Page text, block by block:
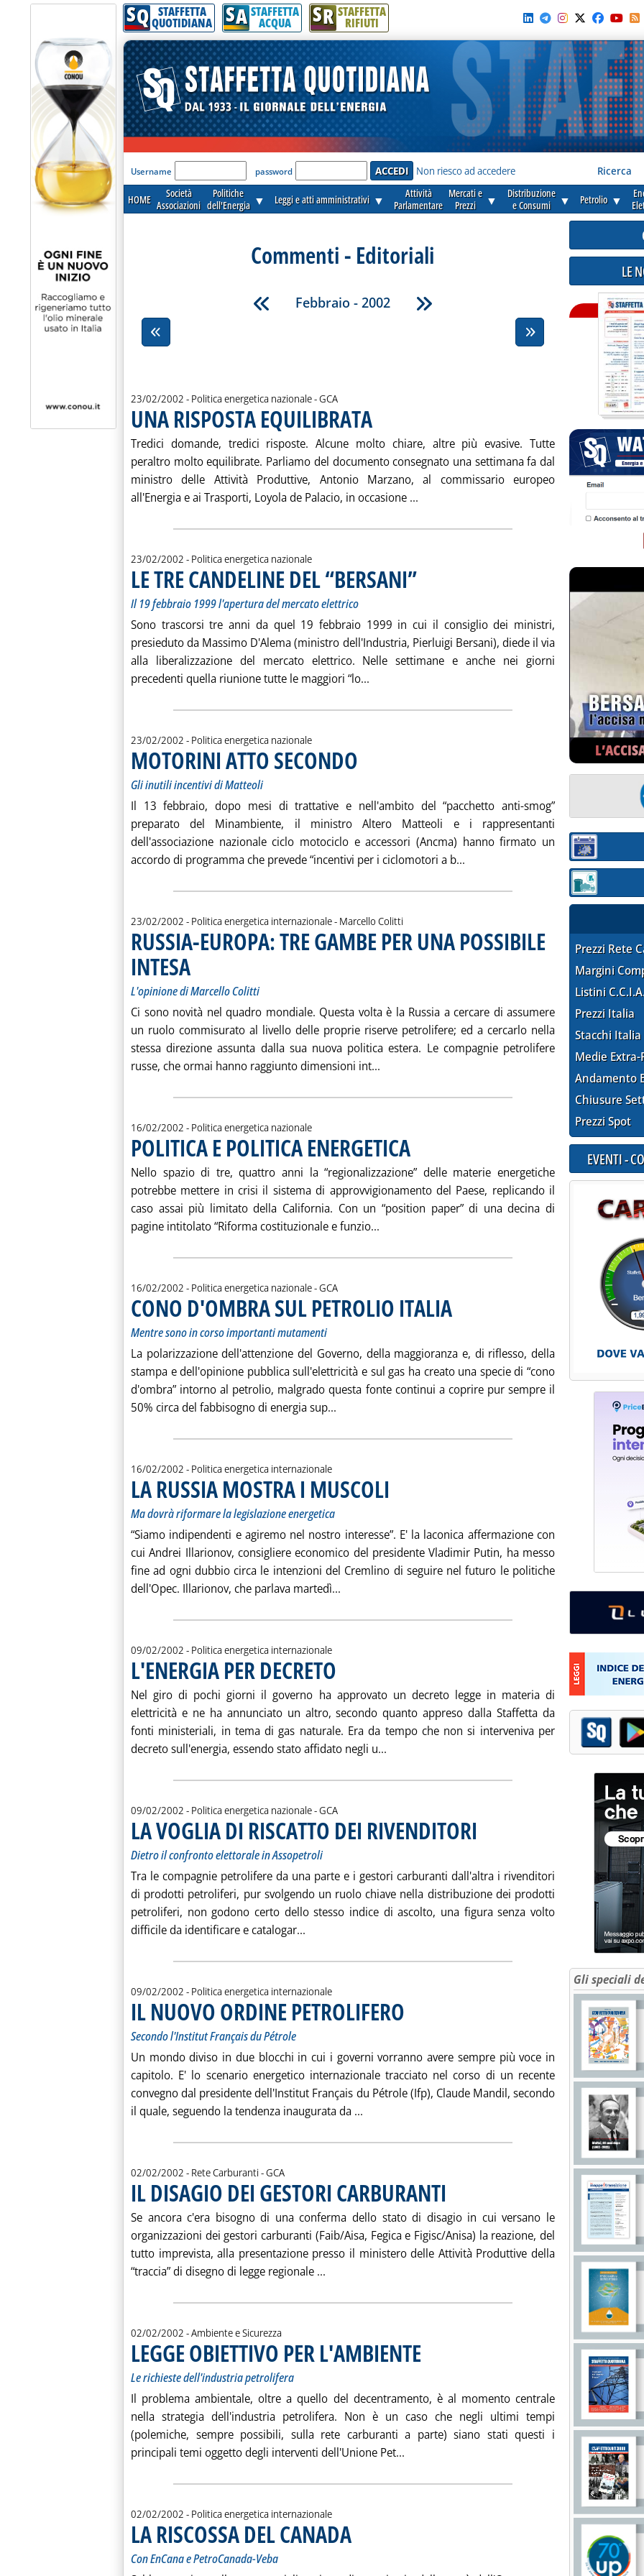
SQ STAFFETTA
QUOTIDIANA SA STAFFETTA
ACQUA SR STAFFETTA
RIFIUTI
'Modulo Login per accedere'
Username password Non riesco ad accedere Ricerca
HOME
Società
Associazioni
Politiche
dell'Energia ▼ Leggi e atti amministrativi ▼
Attività
Parlamentare
Mercati e
Prezzi
▼
Distribuzione
e Consumi
▼ Petrolio ▼
Commenti - Editoriali
Febbraio - 2002
23/02/2002 - Politica energetica nazionale -di:
GCA
UNA RISPOSTA EQUILIBRATA
Tredici domande, tredici risposte. Alcune molto chiare, altre più evasive. Tutte
peraltro molto equilibrate. Parliamo del documento consegnato una settimana fa dal
ministro delle Attività Produttive, Antonio Marzano, al commissario europeo
all'Energia e ai Trasporti, Loyola de Palacio, in occasione ...
23/02/2002 - Politica energetica nazionale
LE TRE CANDELINE DEL “BERSANI”. Sottotitolo: Il 19 febbraio 1999 l'apertura del mercato elettrico
. Pubblicata sabato 23 febbraio 2002 alle 15.45.
Il 19 febbraio 1999 l'apertura del mercato elettrico
Sono trascorsi tre anni da quel 19 febbraio 1999 in cui il consiglio dei ministri,
presieduto da Massimo D'Alema (ministro dell'Industria, Pierluigi Bersani), diede il via
alla liberalizzazione del mercato elettrico. Nelle settimane e anche nei giorni
precedenti quella riunione tutte le maggiori “lo... Leggi tutta la notizia: 'LE TRE CANDELINE DEL
23/02/2002 - Politica energetica nazionale
MOTORINI ATTO SECONDO
Gli inutili incentivi di Matteoli
Il 13 febbraio, dopo mesi di trattative e nell'ambito del “pacchetto anti-smog”
preparato del Minambiente, il ministro Altero Matteoli e i rappresentanti
dell'associazione nazionale ciclo motociclo e accessori (Ancma) hanno firmato un
accordo di programma che prevede “incentivi per i ciclomotori a b... Leggi tutta la notizia: 'MOTORINI
23/02/2002 - Politica energetica internazionale - di:
Marcello Colitti
RUSSIA-EUROPA: TRE GAMBE PER UNA POSSIBILE
INTESA
L'opinione di Marcello Colitti
Ci sono novità nel quadro mondiale. Questa volta è la Russia a cercare di assumere
un ruolo commisurato al livello delle proprie riserve petrolifere; ed a cercarlo nella
stessa direzione assunta dalla sua nuova politica estera. Le compagnie petrolifere
russe, che ormai hanno raggiunto dimensioni int... Leggi tutta la notizia: 'RUSSIA-EUROPA: TRE
16/02/2002 - Politica energetica nazionale
POLITICA E POLITICA ENERGETICA . Pubblicata sabato 16 febbraio 2002 alle 14.50.
Nello spazio di tre, quattro anni la “regionalizzazione” delle materie energetiche
potrebbe mettere in crisi il sistema di approvvigionamento del Paese, replicando il
caso assai più limitato della California. Con un “position paper” di una decina di
pagine intitolato “Riforma costituzionale e funzio... Leggi tutta la notizia: 'POLITICA E POLITICA
16/02/2002 - Politica energetica nazionale -di:
GCA
CONO D'OMBRA SUL PETROLIO ITALIA . Sottotitolo: Mentre sono in corso importanti mutamenti
. Pubblicata sabato 16 febbraio 2002 alle 14.50.
Mentre sono in corso importanti mutamenti
La polarizzazione dell'attenzione del Governo, della maggioranza e, di riflesso, della
stampa e dell'opinione pubblica sull'elettricità e sul gas ha creato una specie di “cono
d'ombra” intorno al petrolio, malgrado questa fonte continui a coprire pur sempre il
50% circa del fabbisogno di energia sup... Leggi tutta la notizia: 'CONO D'OMBRA SUL PETROLIO
16/02/2002 - Politica energetica internazionale
LA RUSSIA MOSTRA I MUSCOLI
Ma dovrà riformare la legislazione energetica
“Siamo indipendenti e agiremo nel nostro interesse”. E' la laconica affermazione con
cui Andrei Illarionov, consigliere economico del presidente Vladimir Putin, ha messo
fine ad ogni dubbio circa le intenzioni del Cremlino di seguire nel futuro le politiche
dell'Opec. Illarionov, che parlava martedì... Leggi tutta la notizia: 'LA RUSSIA MOSTRA I MUSCOLI'
09/02/2002 - Politica energetica internazionale
L'ENERGIA PER DECRETO
Nel giro di pochi giorni il governo ha approvato un decreto legge in materia di
elettricità e ne ha annunciato un altro, secondo quanto appreso dalla Staffetta da
fonti ministeriali, in tema di gas naturale. Era da tempo che non si interveniva per
decreto sull'energia, essendo stato affidato negli u... Leggi tutta la notizia: 'L'ENERGIA PER DECRETO'
09/02/2002 - Politica energetica nazionale -di:
GCA
LA VOGLIA DI RISCATTO DEI RIVENDITORI . Sottotitolo: Dietro il confronto elettorale in
. Pubblicata sabato 09 febbraio 2002 alle 15.1.
Dietro il confronto elettorale in Assopetroli
Tra le compagnie petrolifere da una parte e i gestori carburanti dall'altra i rivenditori
di prodotti petroliferi, pur svolgendo un ruolo chiave nella distribuzione dei prodotti
petroliferi, non godono certo dello stesso indice di ascolto, una figura senza volto
difficile da identificare e catalogar... Leggi tutta la notizia: 'LA VOGLIA DI RISCATTO DEI RIVENDITORI'
09/02/2002 - Politica energetica internazionale
IL NUOVO ORDINE PETROLIFERO
Secondo l'Institut Français du Pétrole
Un mondo diviso in due blocchi in cui i governi vorranno avere sempre più voce in
capitolo. E' lo scenario energetico internazionale tracciato nel corso di un recente
convegno dal presidente dell'Institut Français du Pétrole (Ifp), Claude Mandil, secondo
il quale, seguendo la tendenza inaugurata da ... Leggi tutta la notizia: 'IL NUOVO ORDINE
02/02/2002 - Rete Carburanti -di:
GCA
IL DISAGIO DEI GESTORI CARBURANTI . Pubblicata sabato 02 febbraio 2002 alle 15.15.
Se ancora c'era bisogno di una conferma dello stato di disagio in cui versano le
organizzazioni dei gestori carburanti (Faib/Aisa, Fegica e Figisc/Anisa) la reazione, del
tutto imprevista, alla presentazione presso il ministero delle Attività Produttive della
“traccia” di disegno di legge regionale ... Leggi tutta la notizia: 'IL DISAGIO DEI GESTORI CARBURANTI'
02/02/2002 - Ambiente e Sicurezza
LEGGE OBIETTIVO PER L'AMBIENTE . Sottotitolo: Le richieste dell'industria petrolifera
. Pubblicata sabato 02 febbraio 2002 alle 15.15.
Le richieste dell'industria petrolifera
Il problema ambientale, oltre a quello del decentramento, è al momento centrale
nella strategia dell'industria petrolifera. Non è un caso che negli ultimi tempi
(polemiche, sempre possibili, sulla rete carburanti a parte) siano stati questi i
principali temi oggetto degli interventi dell'Unione Pet... Leggi tutta la notizia: 'LEGGE OBIETTIVO PER
02/02/2002 - Politica energetica internazionale
LA RISCOSSA DEL CANADA
Con EnCana e PetroCanada-Veba
LE
Sezione:
Sezione:
Prezzi Rete
Margini
Listini
Prezzi Italia
Stacchi Italia
Medie Extra-
Andamento
Chiusure
Prezzi Spot
EVENTI -
Gli speciali